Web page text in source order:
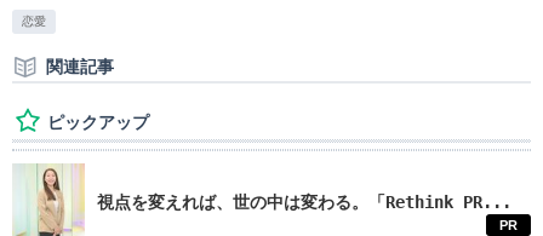
恋愛
関連記事
ピックアップ
視点を変えれば、世の中は変わる。「Rethink PR...
PR